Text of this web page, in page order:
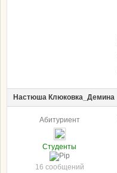
Настюша Клюковка_Демина
Абитуриент
Студенты
16 сообщений